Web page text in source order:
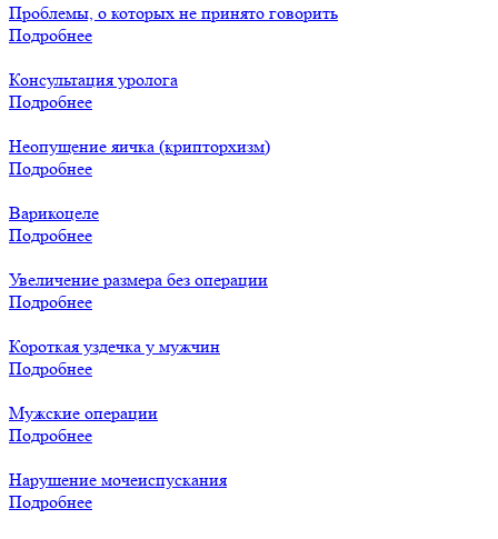
Проблемы, о которых не принято говорить
Подробнее
Консультация уролога
Подробнее
Неопущение яичка (крипторхизм)
Подробнее
Варикоцеле
Подробнее
Увеличение размера без операции
Подробнее
Короткая уздечка у мужчин
Подробнее
Мужские операции
Подробнее
Нарушение мочеиспускания
Подробнее